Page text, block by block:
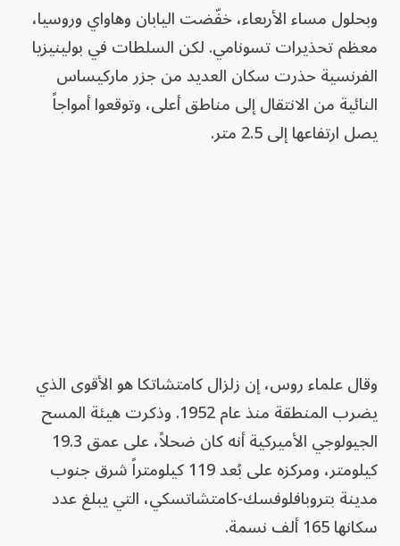
وبحلول مساء الأربعاء، خفّضت اليابان وهاواي وروسيا،
معظم تحذيرات تسونامي. لكن السلطات في بولينيزيا
الفرنسية حذرت سكان العديد من جزر ماركيساس
النائية من الانتقال إلى مناطق أعلى، وتوقعوا أمواجاً
يصل ارتفاعها إلى 2.5 متر.
وقال علماء روس، إن زلزال كامتشاتكا هو الأقوى الذي
يضرب المنطقة منذ عام 1952. وذكرت هيئة المسح
الجيولوجي الأميركية أنه كان ضحلاً، على عمق 19.3
كيلومتر، ومركزه على بُعد 119 كيلومتراً شرق جنوب
مدينة بتروبافلوفسك-كامتشاتسكي، التي يبلغ عدد
سكانها 165 ألف نسمة.